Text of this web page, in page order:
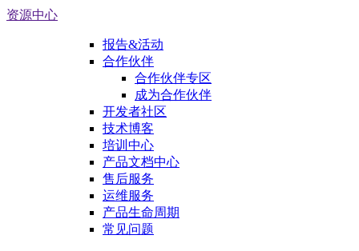
资源中心
报告&活动
合作伙伴
合作伙伴专区
成为合作伙伴
开发者社区
技术博客
培训中心
产品文档中心
售后服务
运维服务
产品生命周期
常见问题